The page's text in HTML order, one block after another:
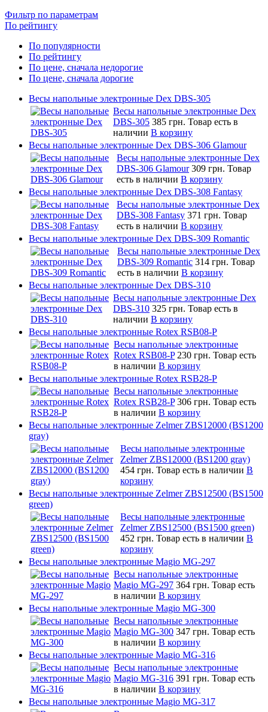
Фильтр по параметрам
По рейтингу
По популярности
По рейтингу
По цене, сначала недорогие
По цене, сначала дорогие
Весы напольные электронные Dex DBS-305
Весы напольные электронные Dex
DBS-305 385 грн. Товар есть в
наличии В корзину
Весы напольные электронные Dex DBS-306 Glamour
Весы напольные электронные Dex
DBS-306 Glamour 309 грн. Товар
есть в наличии В корзину
Весы напольные электронные Dex DBS-308 Fantasy
Весы напольные электронные Dex
DBS-308 Fantasy 371 грн. Товар
есть в наличии В корзину
Весы напольные электронные Dex DBS-309 Romantic
Весы напольные электронные Dex
DBS-309 Romantic 314 грн. Товар
есть в наличии В корзину
Весы напольные электронные Dex DBS-310
Весы напольные электронные Dex
DBS-310 325 грн. Товар есть в
наличии В корзину
Весы напольные электронные Rotex RSB08-P
Весы напольные электронные
Rotex RSB08-P 230 грн. Товар есть
в наличии В корзину
Весы напольные электронные Rotex RSB28-P
Весы напольные электронные
Rotex RSB28-P 306 грн. Товар есть
в наличии В корзину
Весы напольные электронные Zelmer ZBS12000 (BS1200
gray)
Весы напольные электронные
Zelmer ZBS12000 (BS1200 gray)
454 грн. Товар есть в наличии В
корзину
Весы напольные электронные Zelmer ZBS12500 (BS1500
green)
Весы напольные электронные
Zelmer ZBS12500 (BS1500 green)
452 грн. Товар есть в наличии В
корзину
Весы напольные электронные Magio MG-297
Весы напольные электронные
Magio MG-297 364 грн. Товар есть
в наличии В корзину
Весы напольные электронные Magio MG-300
Весы напольные электронные
Magio MG-300 347 грн. Товар есть
в наличии В корзину
Весы напольные электронные Magio MG-316
Весы напольные электронные
Magio MG-316 391 грн. Товар есть
в наличии В корзину
Весы напольные электронные Magio MG-317